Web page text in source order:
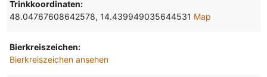
Trinkkoordinaten:
48.04767608642578, 14.439949035644531 Map
Bierkreiszeichen:
Bierkreiszeichen ansehen